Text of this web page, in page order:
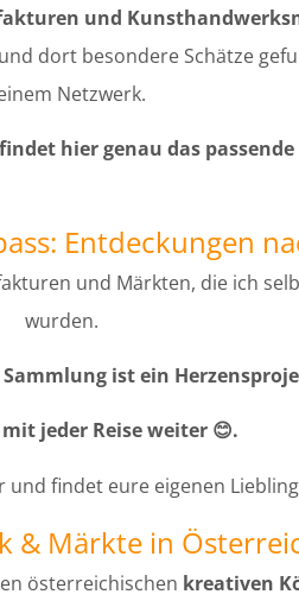
und
dort besondere Schätze
Netzwerk.
hier genau das
Entdeckungen
und Märkten, die ich
wurden.
ist ein
jeder Reise weiter 😊.
und findet eure eigenen
& Märkte in
österreichischen kreativen